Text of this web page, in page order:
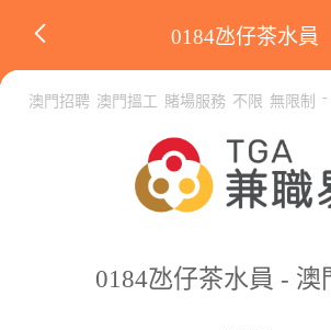
0184氹仔茶水員
澳門招聘 澳門搵工 賭場服務 不限 無限制 -
0184氹仔茶水員 - 澳